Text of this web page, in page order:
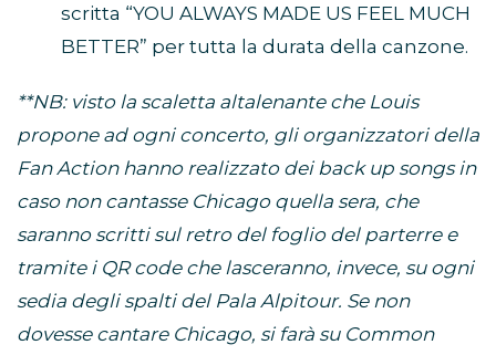
scritta “YOU ALWAYS MADE US FEEL MUCH
BETTER” per tutta la durata della canzone.
**NB: visto la scaletta altalenante che Louis
propone ad ogni concerto, gli organizzatori della
Fan Action hanno realizzato dei back up songs in
caso non cantasse Chicago quella sera, che
saranno scritti sul retro del foglio del parterre e
tramite i QR code che lasceranno, invece, su ogni
sedia degli spalti del Pala Alpitour. Se non
dovesse cantare Chicago, si farà su Common